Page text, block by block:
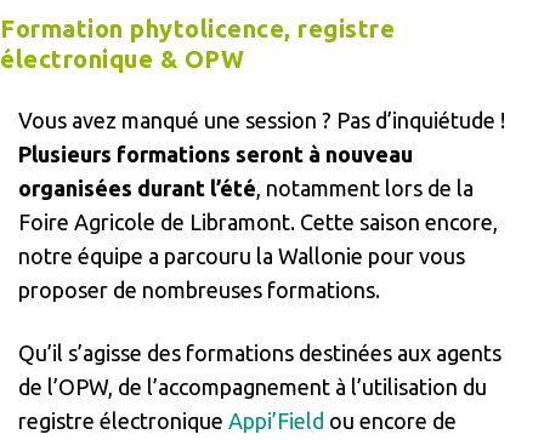
Formation phytolicence, registre
électronique & OPW
Vous avez manqué une session ? Pas d’inquiétude !
Plusieurs formations seront à nouveau
organisées durant l’été , notamment lors de la
Foire Agricole de Libramont. Cette saison encore,
notre équipe a parcouru la Wallonie pour vous
proposer de nombreuses formations.
Qu’il s’agisse des formations destinées aux agents
de l’OPW, de l’accompagnement à l’utilisation du
registre électronique Appi’Field ou encore de